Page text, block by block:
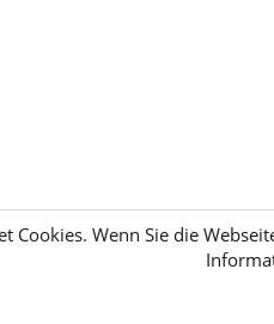
Cookies. Wenn Sie die